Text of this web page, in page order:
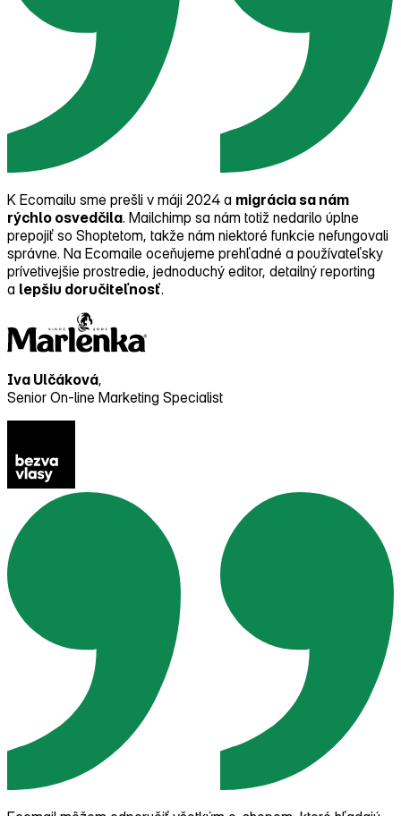
K Ecomailu sme prešli v máji 2024 a migrácia sa nám
rýchlo osvedčila. Mailchimp sa nám totiž nedarilo úplne
prepojiť so Shoptetom, takže nám niektoré funkcie nefungovali
správne. Na Ecomaile oceňujeme prehľadné a používateľsky
prívetivejšie prostredie, jednoduchý editor, detailný reporting
a lepšiu doručiteľnosť.
Iva Ulčáková,
Senior On‑line Marketing Specialist